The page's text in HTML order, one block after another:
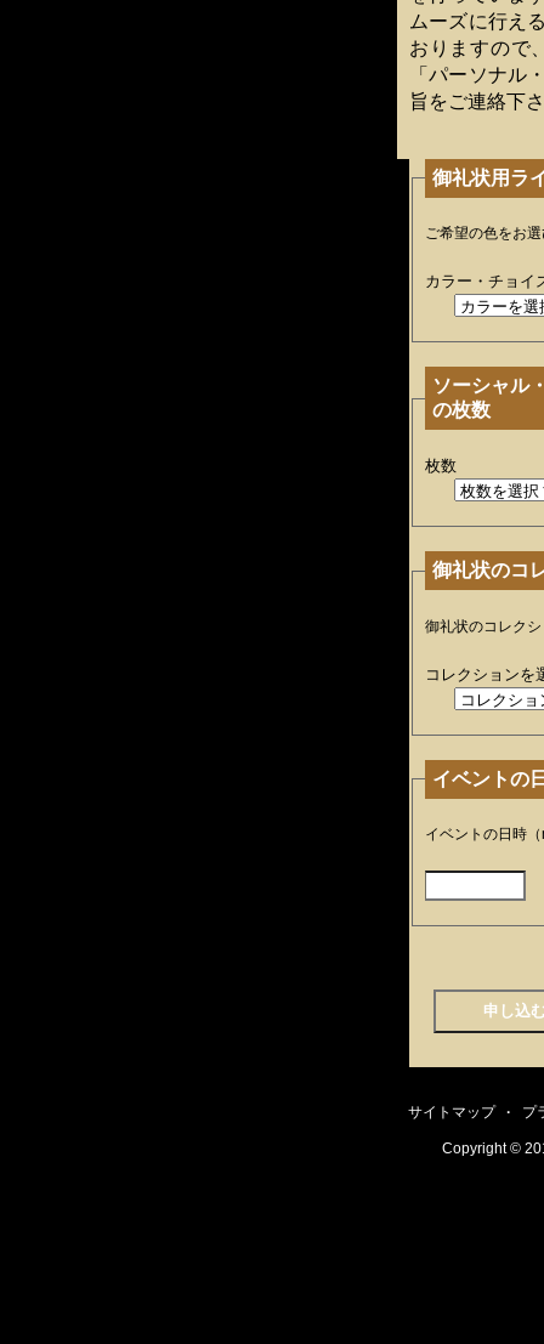
ムーズに行え
おりますので
「パーソナル
旨をご連絡下
御礼状用ラ
ご希望の色をお
カラー・チョイ
ソーシャル
の枚数
枚数
御礼状のコ
御礼状のコレク
コレクションを
イベントの
イベントの日時
サイトマップ · プ
Copyright©